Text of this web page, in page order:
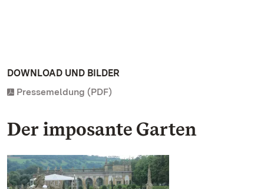
DOWNLOAD UND BILDER
Pressemeldung (PDF)
Der imposante Garten